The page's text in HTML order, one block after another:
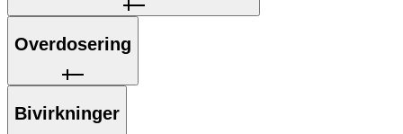
Overdosering
Bivirkninger